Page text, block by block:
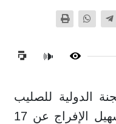
🔊
الدولية للصليب
الأحمر، اليوم الاثنين، عن تسهيل الإفراج عن 17